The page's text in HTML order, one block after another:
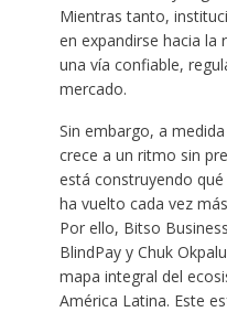
Mientras tanto,
en expandirse hacia la
una vía confiable,
mercado.
Sin embargo, a
crece a un ritmo sin
está construyendo
ha vuelto cada vez
Por ello, Bitso
BlindPay y Chuk
mapa integral del
América Latina. Este